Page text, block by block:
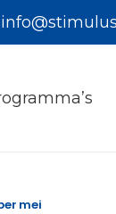
mei